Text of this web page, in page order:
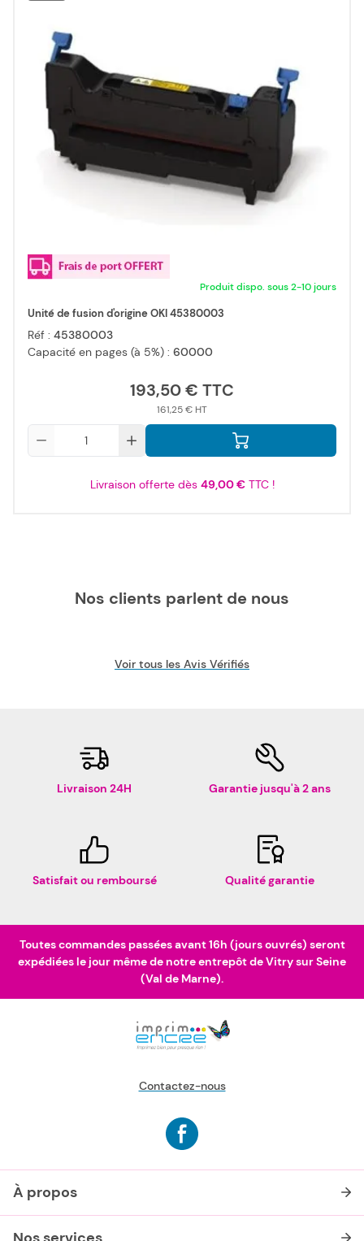
Produit dispo. sous 2-10 jours
Unité de fusion d'origine OKI 45380003
Réf : 45380003
Capacité en pages (à 5%) : 60000
193,50 €
161,25 €
Livraison offerte dès 49,00 €TTC !
Nos clients parlent de nous
Voir tous les Avis Vérifiés
Livraison 24H Garantie jusqu'à 2 ans
Satisfait ou remboursé Qualité garantie
Toutes commandes passées avant 16h (jours ouvrés) seront
expédiées le jour même de notre entrepôt de Vitry sur Seine
(Val de Marne).
Contactez-nous
À propos